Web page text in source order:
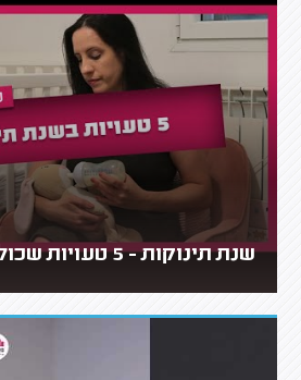
שנת תינוקות - 5 טעויות שכולם נופלים בהן